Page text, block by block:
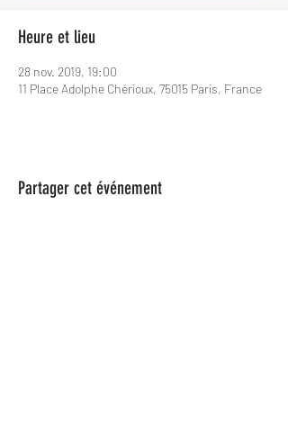
Heure et lieu
28 nov. 2019, 19:00
11 Place Adolphe Chérioux, 75015 Paris, France
Partager cet événement